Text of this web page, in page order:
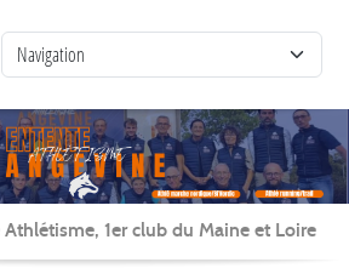
1er club du Maine et Loire